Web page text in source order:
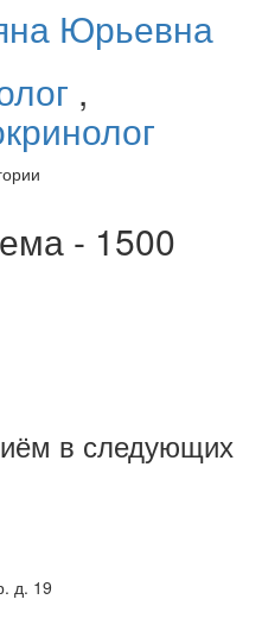
Юрьевна
,
- 1500
в следующих
д. 19